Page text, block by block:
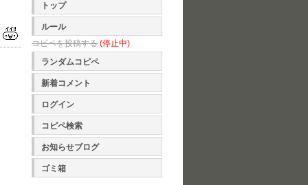
トップ
ルール
コピペを投稿する (停止中)
ランダムコピペ
新着コメント
ログイン
コピペ検索
お知らせブログ
ゴミ箱